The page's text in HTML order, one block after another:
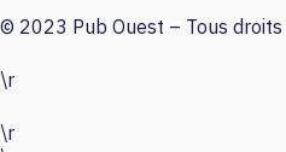
© 2023 Pub Ouest – Tous
\r
\r